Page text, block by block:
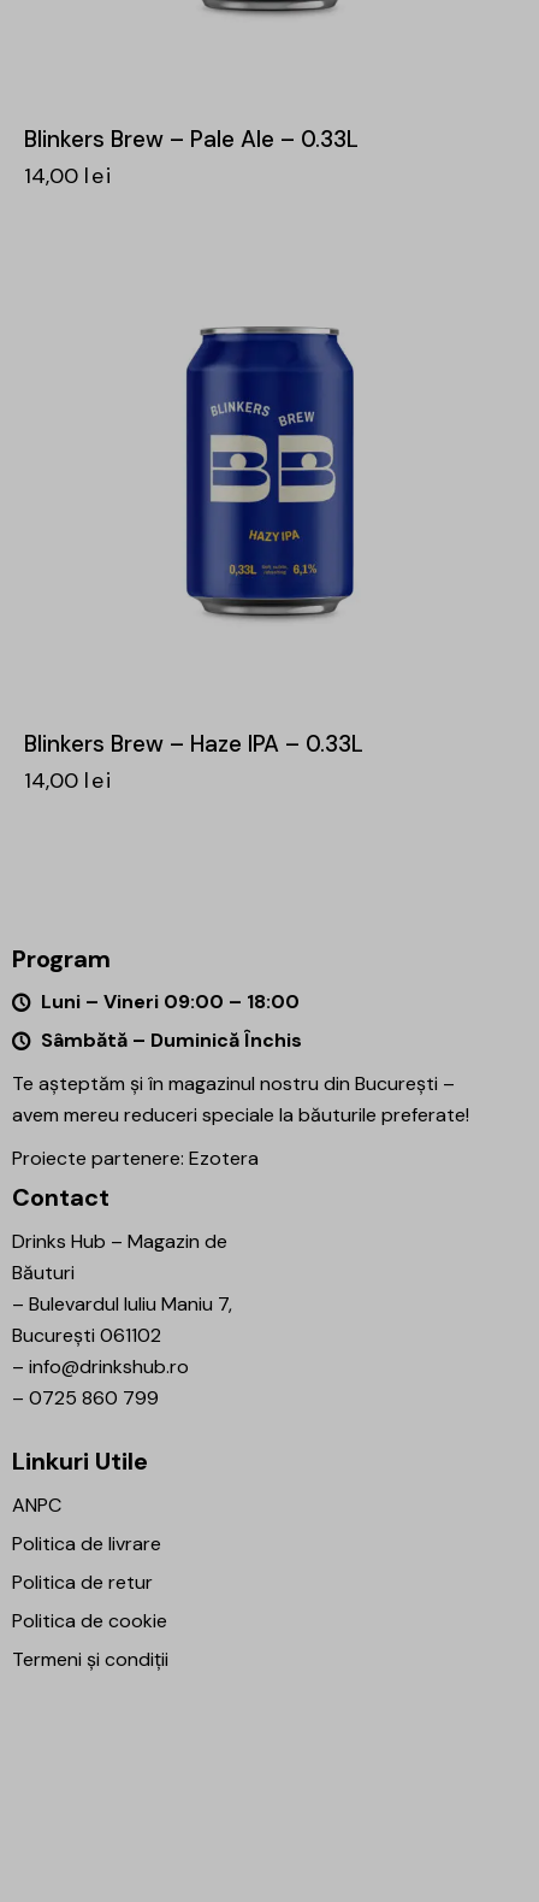
Blinkers Brew – Pale Ale – 0.33L
14,00 lei
Blinkers Brew – Haze IPA – 0.33L
14,00 lei
Program
Luni – Vineri 09:00 – 18:00
Sâmbătă – Duminică Închis
Te așteptăm și în magazinul nostru din București –
avem mereu reduceri speciale la băuturile preferate!
Proiecte partenere: Ezotera
Contact
Drinks Hub – Magazin de
Băuturi
– Bulevardul Iuliu Maniu 7,
București 061102
– info@drinkshub.ro
– 0725 860 799
Linkuri Utile
ANPC
Politica de livrare
Politica de retur
Politica de cookie
Termeni și condiții